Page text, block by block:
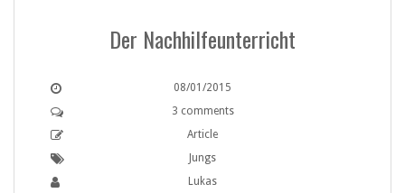
Der Nachhilfeunterricht
08/01/2015
3 comments
Article
Jungs
Lukas